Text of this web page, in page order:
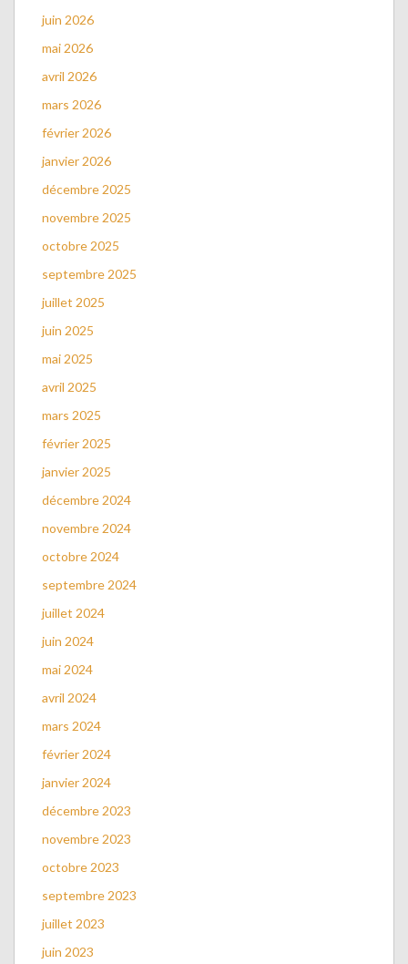
juin 2026
mai 2026
avril 2026
mars 2026
février 2026
janvier 2026
décembre 2025
novembre 2025
octobre 2025
septembre 2025
juillet 2025
juin 2025
mai 2025
avril 2025
mars 2025
février 2025
janvier 2025
décembre 2024
novembre 2024
octobre 2024
septembre 2024
juillet 2024
juin 2024
mai 2024
avril 2024
mars 2024
février 2024
janvier 2024
décembre 2023
novembre 2023
octobre 2023
septembre 2023
juillet 2023
juin 2023